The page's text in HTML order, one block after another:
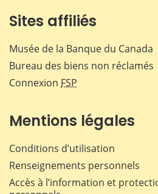
Sites affiliés
Musée de la Banque du Canada
Bureau des biens non réclamés
Connexion FSP
Mentions légales
Conditions d’utilisation
Renseignements personnels
Accès à l’information et